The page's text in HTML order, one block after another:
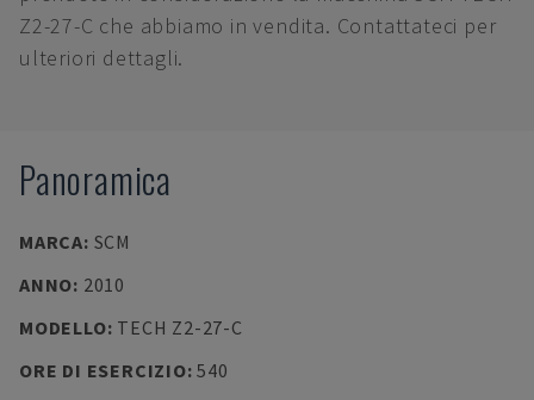
Z2-27-C che abbiamo in vendita. Contattateci per
ulteriori dettagli.
Panoramica
MARCA: SCM
ANNO: 2010
MODELLO: TECH Z2-27-C
ORE DI ESERCIZIO:540